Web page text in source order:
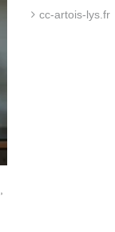
cc-artois-lys.fr